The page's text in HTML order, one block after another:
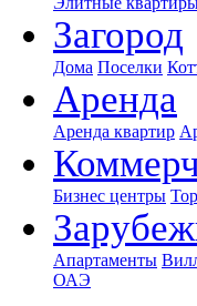
Загород
Дома Поселки
Аренда
Аренда квартир
Бизнес центры
Апартаменты
ОАЭ